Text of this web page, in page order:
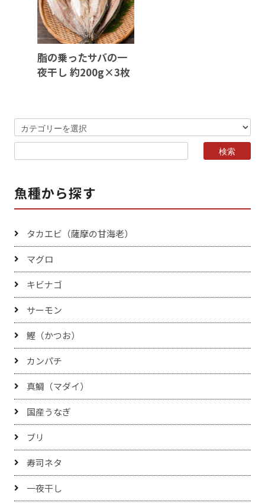
脂の乗ったサバの一
夜干し 約200g×3枚
魚種から探す
タカエビ（薩摩の甘海老）
マグロ
キビナゴ
サーモン
鰹（かつお）
カンパチ
真鯛（マダイ）
国産うなぎ
ブリ
寿司ネタ
一夜干し